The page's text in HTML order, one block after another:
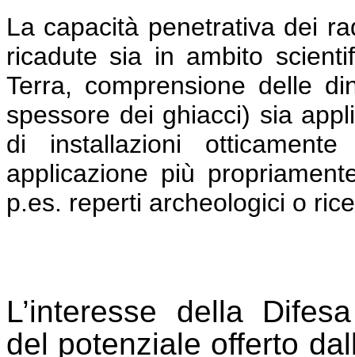
La capacità penetrativa dei
ricadute sia in ambito
Terra, comprensione delle
spessore dei ghiacci) sia
di installazioni
applicazione più
p.es. reperti archeologici o
L’interesse della
del potenziale offerto